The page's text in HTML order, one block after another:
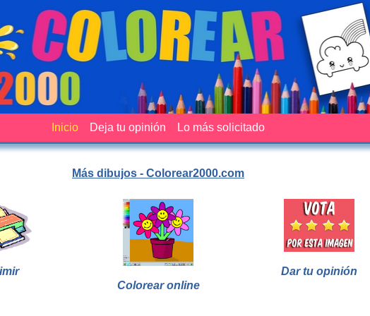
Inicio Deja tu opinión Lo más solicitado
Más dibujos - Colorear2000.com
Colorear online
Dar tu opinión